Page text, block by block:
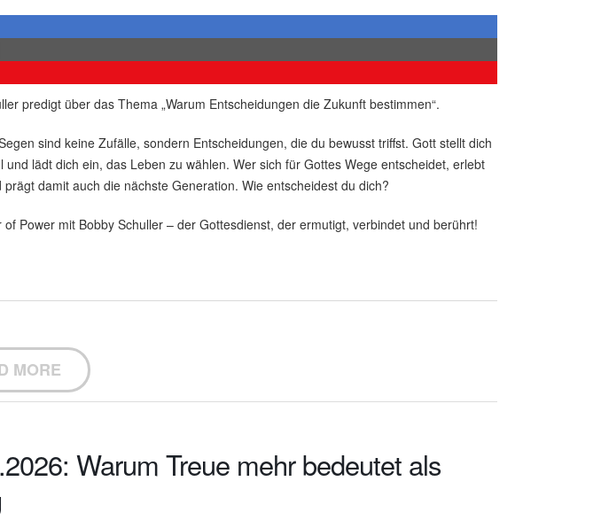
predigt über das Thema „Warum Entscheidungen die Zukunft bestimmen“.
sind keine Zufälle, sondern Entscheidungen, die du bewusst triffst. Gott stellt dich
und lädt dich ein, das Leben zu wählen. Wer sich für Gottes Wege entscheidet, erlebt
prägt damit auch die nächste Generation. Wie entscheidest du dich?
of Power mit Bobby Schuller – der Gottesdienst, der ermutigt, verbindet und berührt!
MORE
Warum Treue mehr bedeutet als